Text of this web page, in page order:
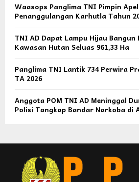
Waasops Panglima TNI Pimpin
Penanggulangan Karhutla Tahun
TNI AD Dapat Lampu Hijau Bangun
Kawasan Hutan Seluas 961,33 Ha
Panglima TNI Lantik 734 Perwira
TA 2026
Anggota POM TNI AD Meninggal
Polisi Tangkap Bandar Narkoba di